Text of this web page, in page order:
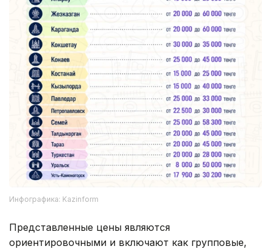
Инфографика: Kazinform
Представленные цены являются
ориентировочными и включают как групповые,